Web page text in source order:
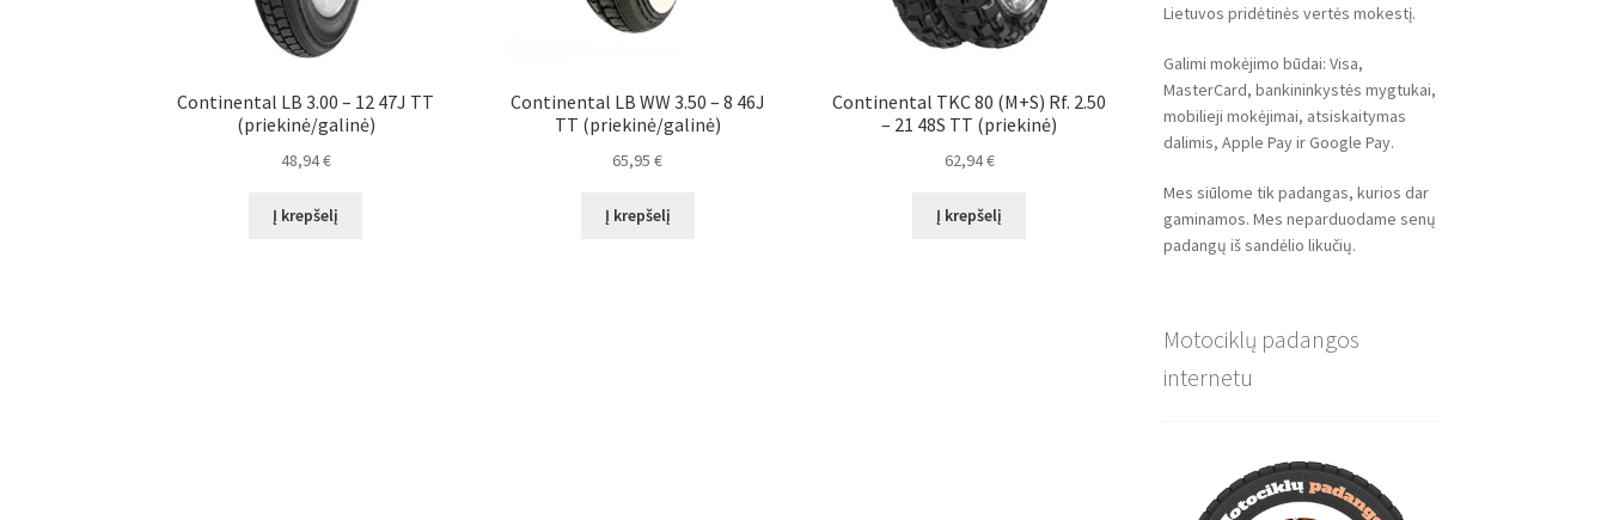
Continental LB 3.00 – 12 47J TT
(priekinė/galinė)
48,94€
Į krepšelį
Continental LB WW 3.50 – 8 46J
TT (priekinė/galinė)
65,95€
Į krepšelį
Continental TKC 80 (M+S) Rf. 2.50
– 21 48S TT (priekinė)
62,94€
Į krepšelį
Lietuvos pridėtinės vertės mokestį.
Galimi mokėjimo būdai: Visa,
MasterCard, bankininkystės mygtukai,
mobilieji mokėjimai, atsiskaitymas
dalimis, Apple Pay ir Google Pay.
Mes siūlome tik padangas, kurios dar
gaminamos. Mes neparduodame senų
padangų iš sandėlio likučių.
Motociklų padangos
internetu